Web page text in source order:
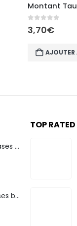
Montant
0out of 5
3,70€
AJOUTER
Bibliothèque 20 cases bicolore
Bibliothèque 7 cases bicolore
TOP